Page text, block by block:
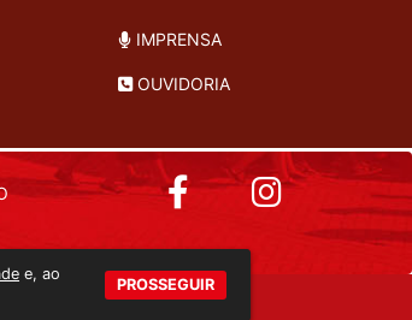
IMPRENSA
OUVIDORIA
e, ao
PROSSEGUIR